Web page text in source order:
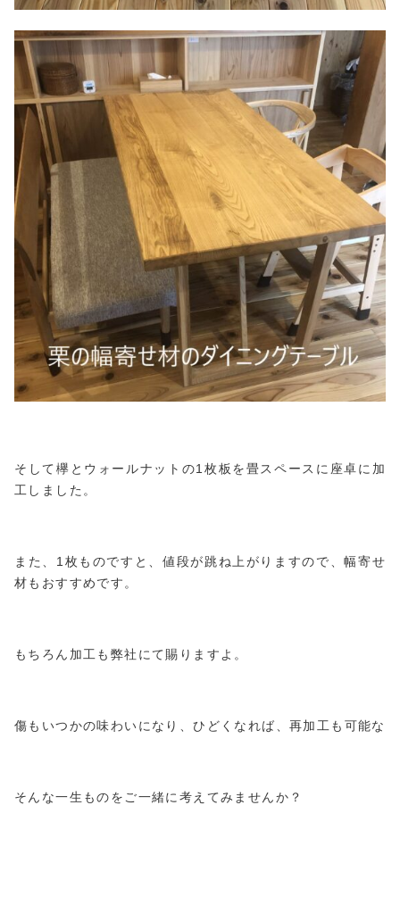
そして欅とウォールナットの1枚板を畳スペースに座卓に加
工しました。
また、1枚ものですと、値段が跳ね上がりますので、幅寄せ
材もおすすめです。
もちろん加工も弊社にて賜りますよ。
傷もいつかの味わいになり、ひどくなれば、再加工も可能な
そんな一生ものをご一緒に考えてみませんか？